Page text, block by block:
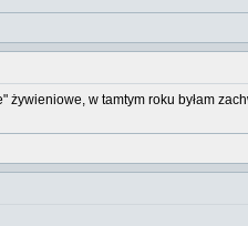
w tamtym roku byłam